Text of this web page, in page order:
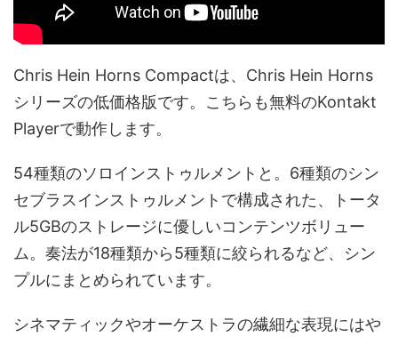
Chris Hein Horns Compactは、Chris Hein Horns
シリーズの低価格版です。こちらも無料のKontakt
Playerで動作します。
54種類のソロインストゥルメントと。6種類のシン
セブラスインストゥルメントで構成された、トータ
ル5GBのストレージに優しいコンテンツボリュー
ム。奏法が18種類から5種類に絞られるなど、シン
プルにまとめられています。
シネマティックやオーケストラの繊細な表現にはや